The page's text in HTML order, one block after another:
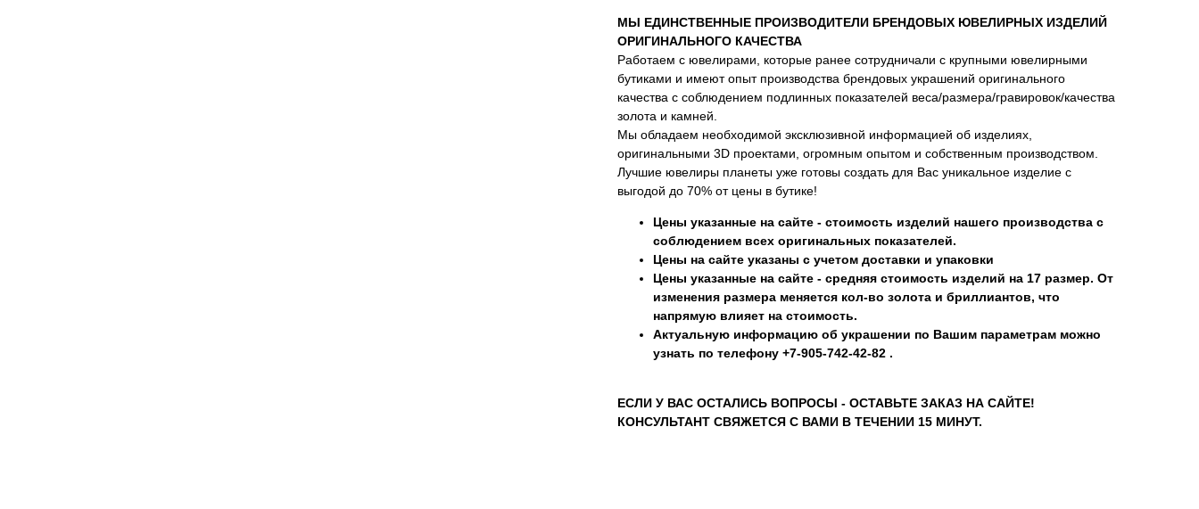
МЫ ЕДИНСТВЕННЫЕ ПРОИЗВОДИТЕЛИ БРЕНДОВЫХ ЮВЕЛИРНЫХ ИЗДЕЛИЙ
ОРИГИНАЛЬНОГО КАЧЕСТВА
Работаем с ювелирами, которые ранее сотрудничали с крупными ювелирными
бутиками и имеют опыт производства брендовых украшений оригинального
качества с соблюдением подлинных показателей веса/размера/гравировок/качества
золота и камней.
Мы обладаем необходимой эксклюзивной информацией об изделиях,
оригинальными 3D проектами, огромным опытом и собственным производством.
Лучшие ювелиры планеты уже готовы создать для Вас уникальное изделие с
выгодой до 70% от цены в бутике!
Цены указанные на сайте - стоимость изделий нашего производства с
соблюдением всех оригинальных показателей.
Цены на сайте указаны с учетом доставки и упаковки
Цены указанные на сайте - средняя стоимость изделий на 17 размер. От
изменения размера меняется кол-во золота и бриллиантов, что
напрямую влияет на стоимость.
Актуальную информацию об украшении по Вашим параметрам можно
узнать по телефону +7-905-742-42-82 .
ЕСЛИ У ВАС ОСТАЛИСЬ ВОПРОСЫ - ОСТАВЬТЕ ЗАКАЗ НА САЙТЕ!
КОНСУЛЬТАНТ СВЯЖЕТСЯ С ВАМИ В ТЕЧЕНИИ 15 МИНУТ.